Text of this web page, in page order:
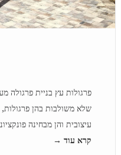
פרגולות עץ בניית פרגולה
שלא משולבות בהן
עיצובית והן מבחינה
קרא עוד →